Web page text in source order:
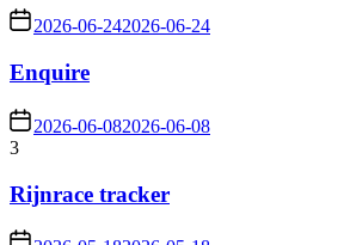
2026-06-242026-06-24
Enquire
2026-06-082026-06-08
3
Rijnrace tracker